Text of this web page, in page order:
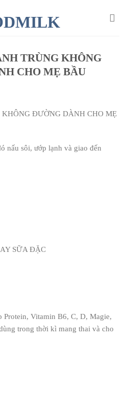
TRÙNG KHÔNG
CHO MẸ BẦU
ĐƯỜNG DÀNH CHO MẸ
nấu sôi, ướp lạnh và giao đến
SỮA ĐẶC
Protein, Vitamin B6, C, D, Magie,
trong thời kì mang thai và cho